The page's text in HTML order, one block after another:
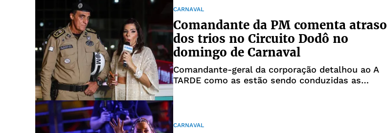
CARNAVAL
Comandante da PM comenta atraso
dos trios no Circuito Dodô no
domingo de Carnaval
Comandante-geral da corporação detalhou ao A
TARDE como as estão sendo conduzidas as
CARNAVAL